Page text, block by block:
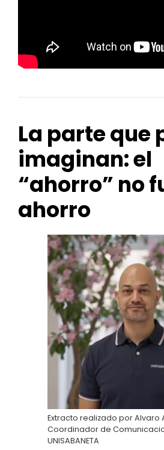
La parte que
imaginan: el
“ahorro” no
ahorro
Extracto realizado por Alvaro
Coordinador de
UNISABANETA